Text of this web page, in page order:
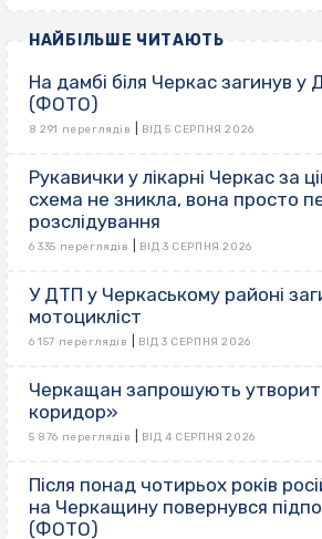
НАЙБІЛЬШЕ ЧИТАЮТЬ
На дамбі біля Черкас загинув у
(ФОТО)
8 291 переглядів ВІД 5 СЕРПНЯ 2026
Рукавички у лікарні Черкас за
схема не зникла, вона просто
розслідування
6 335 переглядів ВІД 3 СЕРПНЯ 2026
У ДТП у Черкаському районі
мотоцикліст
6 157 переглядів ВІД 3 СЕРПНЯ 2026
Черкащан запрошують
коридор»
5 876 переглядів ВІД 4 СЕРПНЯ 2026
Після понад чотирьох років
на Черкащину повернувся
(ФОТО)